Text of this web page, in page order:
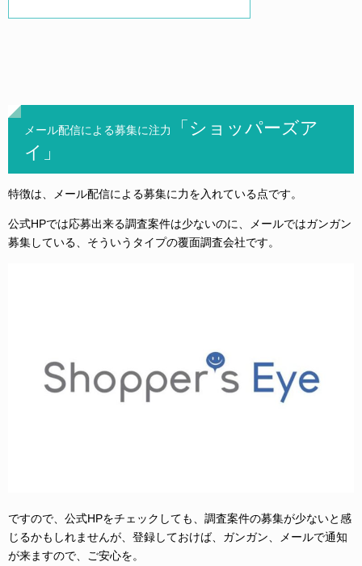
メール配信による募集に注力
「ショッパーズア
イ」
特徴は、メール配信による募集に力を入れている点です。
公式HPでは応募出来る調査案件は少ないのに、メールではガンガン
募集している、そういうタイプの覆面調査会社です。
ですので、公式HPをチェックしても、調査案件の募集が少ないと感
じるかもしれませんが、登録しておけば、ガンガン、メールで通知
が来ますので、ご安心を。